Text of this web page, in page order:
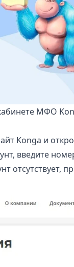
МФО
Konga и
введите